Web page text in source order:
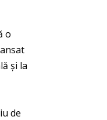
o
și la
de